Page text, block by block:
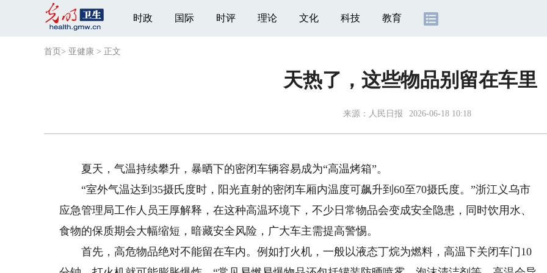
时政 国际 时评 理论 文化 科技 教育
首页 > 亚健康 > 正文
天热了，这些物品别留在车里
来源： 人民日报 2026-06-18 10:18
夏天，气温持续攀升，暴晒下的密闭车辆容易成为“高温烤箱”。
“室外气温达到35摄氏度时，阳光直射的密闭车厢内温度可飙升到60至70摄氏度。”浙江义乌市
应急管理局工作人员王厚解释，在这种高温环境下，不少日常物品会变成安全隐患，同时饮用水、
食物的保质期会大幅缩短，暗藏安全风险，广大车主需提高警惕。
首先，高危物品绝对不能留在车内。例如打火机，一般以液态丁烷为燃料，高温下关闭车门10